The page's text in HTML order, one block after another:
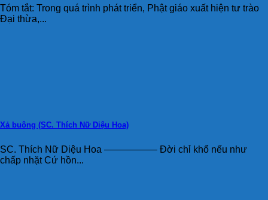
Tóm tắt: Trong quá trình phát triển, Phật giáo xuất hiện tư trào
Đại thừa,...
Xả buông (SC. Thích Nữ Diệu Hoa)
SC. Thích Nữ Diệu Hoa —————– Đời chỉ khổ nếu như
chấp nhặt Cứ hồn...